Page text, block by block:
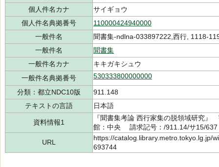
個人件名カナ
サイギョウ
個人件名典拠番号
110000424940000
一般件名
聞書集-ndlna-033897222,西行, 1118-
一般件名
聞書集
一般件名カナ
キキガキシュウ
一般件名典拠番号
530333800000000
分類：都立NDC10版
911.148
テキストの言語
日本語
資料情報1
『聞書集考論 西行家集の脱領域研
館：中央 請求記号：/911.14/サ15/
URL
https://catalog.library.metro.tokyo.lg.jp/
693744